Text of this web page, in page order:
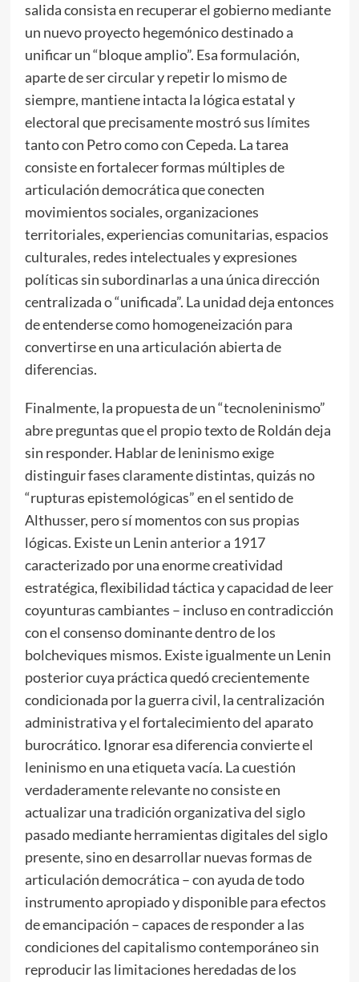
salida consista en recuperar el gobierno mediante
un nuevo proyecto hegemónico destinado a
unificar un “bloque amplio”. Esa formulación,
aparte de ser circular y repetir lo mismo de
siempre, mantiene intacta la lógica estatal y
electoral que precisamente mostró sus límites
tanto con Petro como con Cepeda. La tarea
consiste en fortalecer formas múltiples de
articulación democrática que conecten
movimientos sociales, organizaciones
territoriales, experiencias comunitarias, espacios
culturales, redes intelectuales y expresiones
políticas sin subordinarlas a una única dirección
centralizada o “unificada”. La unidad deja entonces
de entenderse como homogeneización para
convertirse en una articulación abierta de
diferencias.
Finalmente, la propuesta de un “tecnoleninismo”
abre preguntas que el propio texto de Roldán deja
sin responder. Hablar de leninismo exige
distinguir fases claramente distintas, quizás no
“rupturas epistemológicas” en el sentido de
Althusser, pero sí momentos con sus propias
lógicas. Existe un Lenin anterior a 1917
caracterizado por una enorme creatividad
estratégica, flexibilidad táctica y capacidad de leer
coyunturas cambiantes – incluso en contradicción
con el consenso dominante dentro de los
bolcheviques mismos. Existe igualmente un Lenin
posterior cuya práctica quedó crecientemente
condicionada por la guerra civil, la centralización
administrativa y el fortalecimiento del aparato
burocrático. Ignorar esa diferencia convierte el
leninismo en una etiqueta vacía. La cuestión
verdaderamente relevante no consiste en
actualizar una tradición organizativa del siglo
pasado mediante herramientas digitales del siglo
presente, sino en desarrollar nuevas formas de
articulación democrática – con ayuda de todo
instrumento apropiado y disponible para efectos
de emancipación – capaces de responder a las
condiciones del capitalismo contemporáneo sin
reproducir las limitaciones heredadas de los